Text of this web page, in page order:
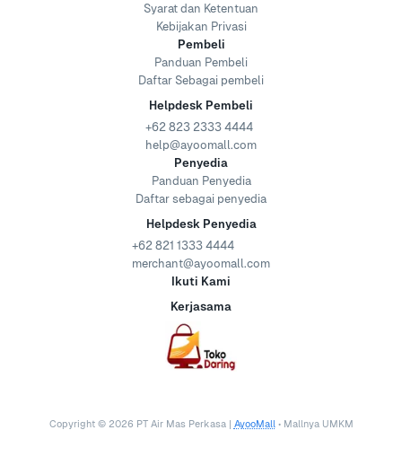
Syarat dan Ketentuan
Kebijakan Privasi
Pembeli
Panduan Pembeli
Daftar Sebagai pembeli
Helpdesk Pembeli
+62 823 2333 4444
help@ayoomall.com
Penyedia
Panduan Penyedia
Daftar sebagai penyedia
Helpdesk Penyedia
+62 821 1333 4444
merchant@ayoomall.com
Ikuti Kami
Kerjasama
Copyright © 2026 PT Air Mas Perkasa | AyooMall • Mallnya UMKM